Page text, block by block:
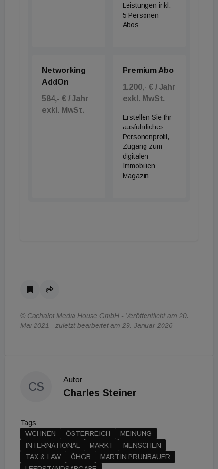
Leistungen inkl.
5 Personen
Abos
Networking
AddOn
584,- € / Jahr
exkl. MwSt.
Premium Abo
1.200,- € / Jahr
exkl. MwSt.
Erstellen Sie Ihr
ausführliches
Personenprofil,
Zugang zum
digitalen
Immobilien
Magazin
© Cachalot Media House GmbH - Veröffentlicht am 20.
Mai 2021 - zuletzt bearbeitet am 29. Januar 2026
CS
Autor
Charles Steiner
Tags
WOHNEN
ÖSTERREICH
MEINUNG
INTERNATIONAL
MARKT
MENSCHEN
TAX & LAW
ÖHGB
MARTIN PRUNBAUER